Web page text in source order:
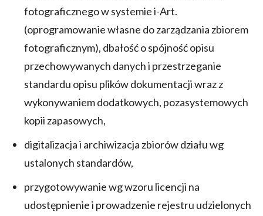
fotograficznego w systemie i-Art.
(oprogramowanie własne do zarządzania zbiorem
fotograficznym), dbałość o spójność opisu
przechowywanych danych i przestrzeganie
standardu opisu plików dokumentacji wraz z
wykonywaniem dodatkowych, pozasystemowych
kopii zapasowych,
digitalizacja i archiwizacja zbiorów działu wg
ustalonych standardów,
przygotowywanie wg wzoru licencji na
udostępnienie i prowadzenie rejestru udzielonych